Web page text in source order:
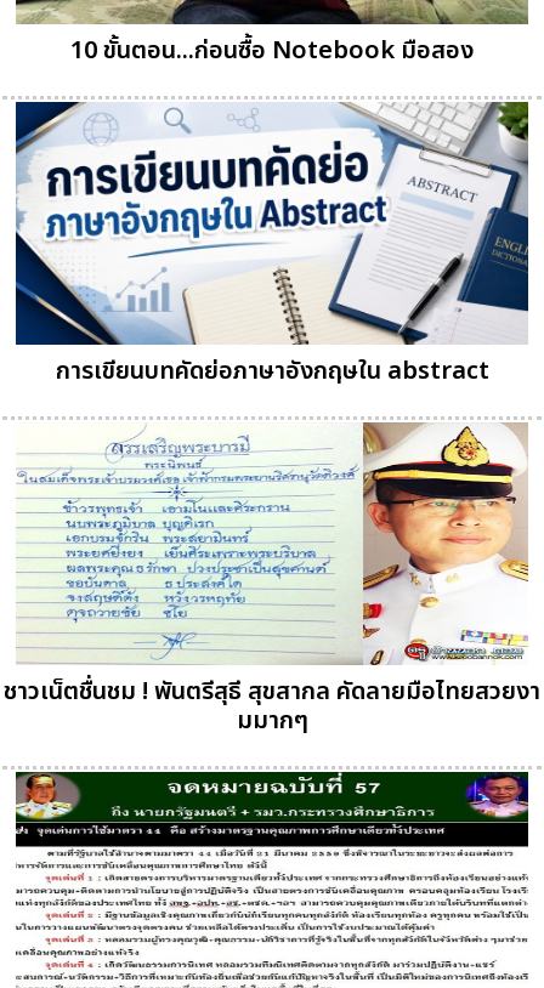
10 ขั้นตอน...ก่อนซื้อ Notebook มือสอง
การเขียนบทคัดย่อภาษาอังกฤษใน abstract
ชาวเน็ตชื่นชม ! พันตรีสุธี สุขสากล คัดลายมือไทยสวยงา
มมากๆ